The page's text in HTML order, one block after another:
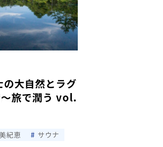
大自然とラグ
旅で潤う vol.
紀恵 サウナ